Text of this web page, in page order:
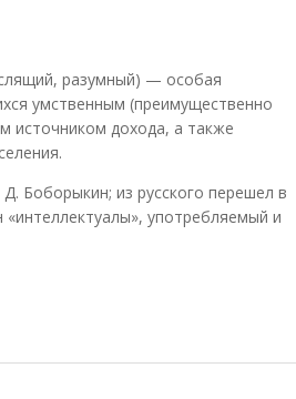
разумный) — особая
умственным (преимущественно
источником дохода, а также
Боборыкин; из русского перешел в
употребляемый и